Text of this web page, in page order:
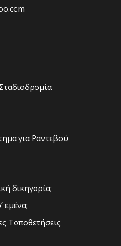
για Ραντεβού
δικηγορία;
εμένα;
Τοποθετήσεις